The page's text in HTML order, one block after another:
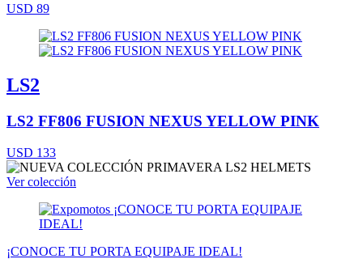
USD 89
LS2
LS2 FF806 FUSION NEXUS YELLOW PINK
USD 133
Ver colección
¡CONOCE TU PORTA EQUIPAJE IDEAL!